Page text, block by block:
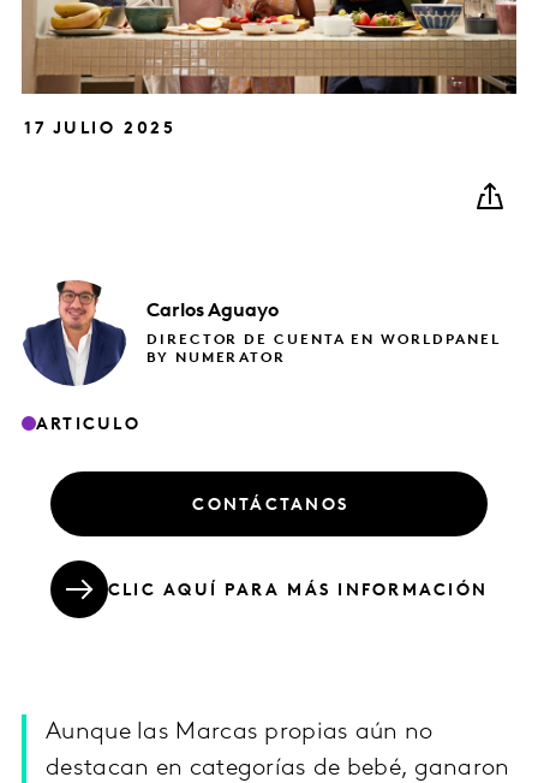
17 JULIO 2025
Carlos Aguayo
DIRECTOR DE CUENTA EN WORLDPANEL
BY NUMERATOR
ARTICULO
CONTÁCTANOS
CLIC AQUÍ PARA MÁS INFORMACIÓN
Aunque las Marcas propias aún no
destacan en categorías de bebé, ganaron